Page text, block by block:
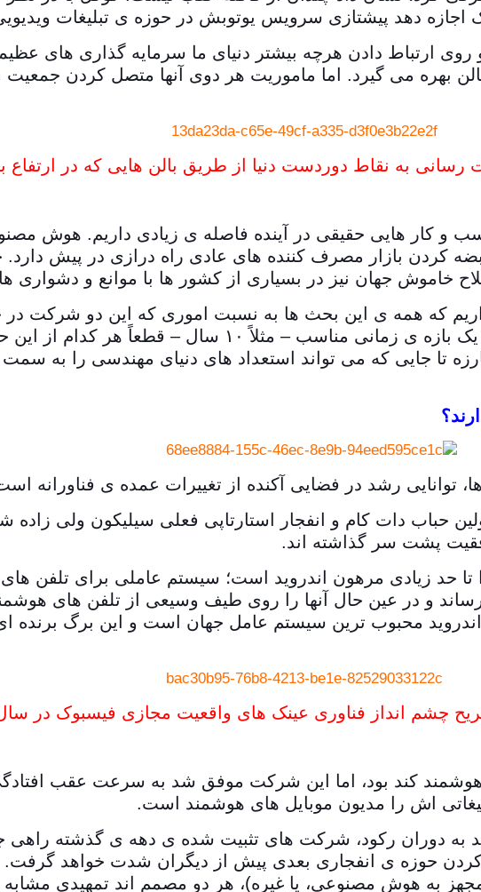
دهد پیشتازی سرویس یوتوبش در حوزه ی تبلیغات ویدیویی
ارتباط دادن هرچه بیشتر دنیای ما سرمایه گذاری های
بهره می گیرد. اما ماموریت هر دوی آنها متصل کردن جمعیت
کار هایی حقیقی در آینده فاصله ی زیادی داریم. هوش
کردن بازار مصرف کننده های عادی راه درازی در پیش
خاموش جهان نیز در بسیاری از کشور ها با موانع و دشواری
که همه ی این بحث ها به نسبت اموری که این دو شرکت
مهارت دارند «حاشیه» محسوب می شوند. اما در یک بازه ی زمانی مناسب
تا جایی که می تواند استعداد های دنیای مهندسی را به
توانایی رشد در فضایی آکنده از تغییرات عمده ی فناورانه
حباب دات کام و انفجار استارتاپی فعلی سیلیکون ولی زاده
پشت سر گذاشته اند.
تا حد زیادی مرهون اندروید است؛ سیستم عاملی برای تلفن
و در عین حال آنها را روی طیف وسیعی از تلفن های هوشمند
محبوب ترین سیستم عامل جهان است و این برگ
چشم انداز فناوری عینک های واقعیت مجازی فیسبوک در سال
کند بود، اما این شرکت موفق شد به سرعت عقب افتادگی
اش را مدیون موبایل های هوشمند است.
به دوران رکود، شرکت های تثبیت شده ی دهه ی گذشته راهی
کردن حوزه ی انفجاری بعدی پیش از دیگران شدت خواهد گرفت.
به هوش مصنوعی، یا غیره)، هر دو مصمم اند تمهیدی مشابه